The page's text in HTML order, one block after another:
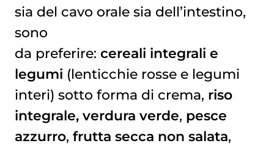
sia del cavo orale sia dell’intestino,
sono
da preferire: cereali integrali e
legumi (lenticchie rosse e legumi
interi) sotto forma di crema, riso
integrale, verdura verde, pesce
azzurro, frutta secca non salata,